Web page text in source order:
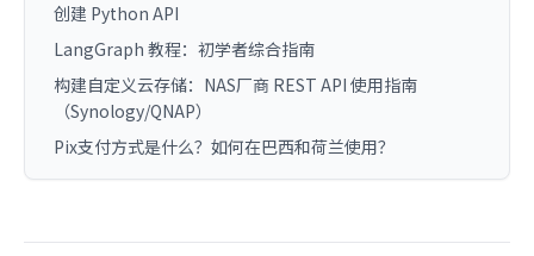
创建 Python API
LangGraph 教程：初学者综合指南
构建自定义云存储：NAS厂商 REST API 使用指南
（Synology/QNAP）
Pix支付方式是什么？如何在巴西和荷兰使用？